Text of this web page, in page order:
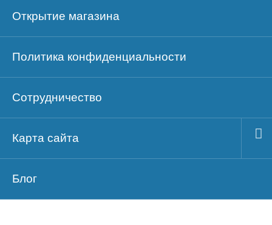
Открытие магазина
Политика конфиденциальности
Сотрудничество
Карта сайта
Блог